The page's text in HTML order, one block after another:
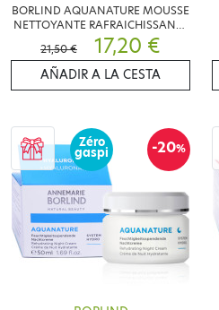
BORLIND AQUANATURE MOUSSE
NETTOYANTE RAFRAICHISSANTE
150ML
21,50 € 17,20 €
AÑADIR A LA CESTA
-20%
Zéro
gaspi